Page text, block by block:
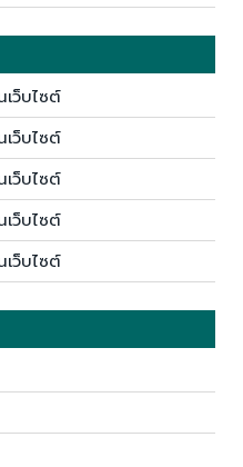
ว็บไซต์
ว็บไซต์
ว็บไซต์
ว็บไซต์
ว็บไซต์